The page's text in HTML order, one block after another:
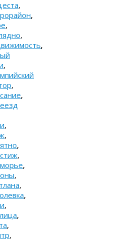
,
,
,
,
,
,
,
,
,
,
,
,
,
,
,
,
,
,
,
,